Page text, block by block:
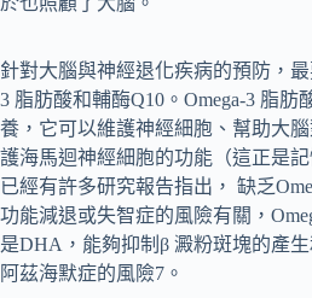
針對大腦與神經退化疾病的預防，最
3 脂肪酸和輔酶Q10。Omega-3 脂肪
養，它可以維護神經細胞、幫助大
護海馬迴神經細胞的功能（這正是記
已經有許多研究報告指出， 缺乏
功能減退或失智症的風險有關，
是DHA，能夠抑制β 澱粉斑塊的產
阿茲海默症的風險7。